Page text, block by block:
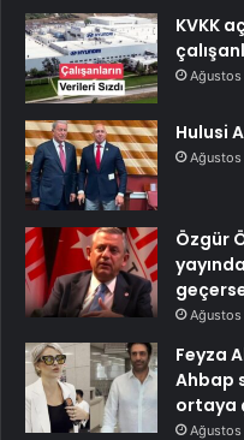
KVKK
Ağustos
Hulusi
Ağustos
Özgür
Ağustos
Feyza
Ahbap
ortaya
Ağustos